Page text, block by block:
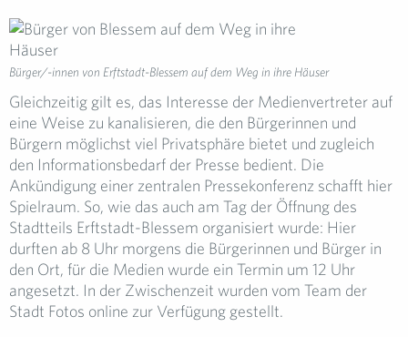
Bürger/-innen von Erftstadt-Blessem auf dem Weg in ihre Häuser
Gleichzeitig gilt es, das Interesse der Medienvertreter auf
eine Weise zu kanalisieren, die den Bürgerinnen und
Bürgern möglichst viel Privatsphäre bietet und zugleich
den Informationsbedarf der Presse bedient. Die
Ankündigung einer zentralen Pressekonferenz schafft hier
Spielraum. So, wie das auch am Tag der Öffnung des
Stadtteils Erftstadt-Blessem organisiert wurde: Hier
durften ab 8 Uhr morgens die Bürgerinnen und Bürger in
den Ort, für die Medien wurde ein Termin um 12 Uhr
angesetzt. In der Zwischenzeit wurden vom Team der
Stadt Fotos online zur Verfügung gestellt.